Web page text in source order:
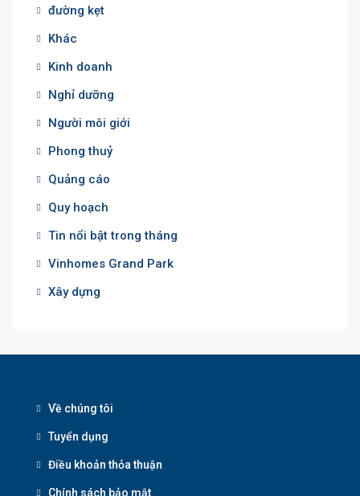
đường kẹt
Khác
Kinh doanh
Nghỉ dưỡng
Người môi giới
Phong thuỷ
Quảng cáo
Quy hoạch
Tin nổi bật trong tháng
Vinhomes Grand Park
Xây dựng
Về chúng tôi
Tuyển dụng
Điều khoản thỏa thuận
Chính sách bảo mật